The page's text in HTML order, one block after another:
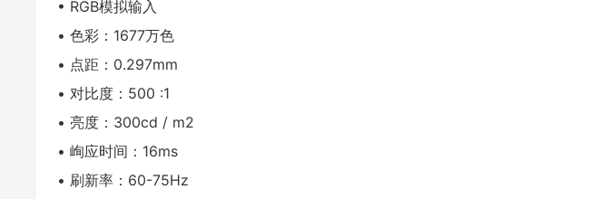
• RGB模拟输入
• 色彩：1677万色
• 点距：0.297mm
• 对比度：500 :1
• 亮度：300cd / m2
• 峋应时间：16ms
• 刷新率：60-75Hz